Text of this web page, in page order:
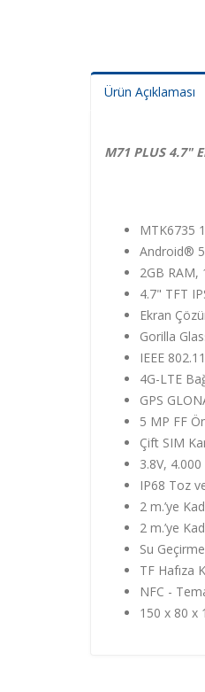
Ürün Açıklaması
M71 PLUS 4.7"
MTK6735
Android®
2GB RAM,
4.7" TFT
Ekran
Gorilla
IEEE
4G-LTE
GPS
5 MP FF
Çift SIM
3.8V,
IP68 Toz
2 m.’ye
2 m.’ye
Su
TF Hafıza
NFC -
150 x 80 x